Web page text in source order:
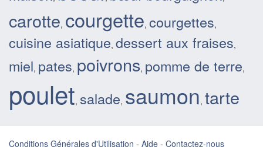
carotte, courgette, courgettes,
cuisine asiatique, dessert aux fraises,
miel, pates, poivrons, pomme de terre,
poulet, salade, saumon, tarte
Conditions Générales d'Utilisation - Aide - Contactez-nous